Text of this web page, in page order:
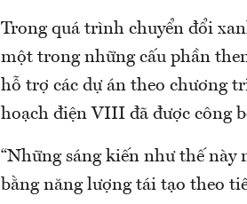
Trong quá trình chuyển đổi
một trong những cấu phần
hỗ trợ các dự án theo chương
hoạch điện VIII đã được công
“Những sáng kiến như thế
bằng năng lượng tái tạo theo